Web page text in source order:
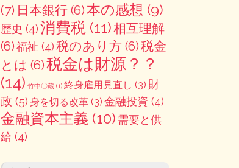
(7) 日本銀行(6)本の感想 (9)
歴史 (4)消費税(11)相互理解
(6)福祉 (4)税のあり方(6)税金
とは (6)税金は財源？？
(14) 竹中〇蔵(1) 終身雇用見直し (3) 財
政 (5) 身を切る改革(3) 金融投資 (4)
金融資本主義 (10) 需要と供
給 (4)